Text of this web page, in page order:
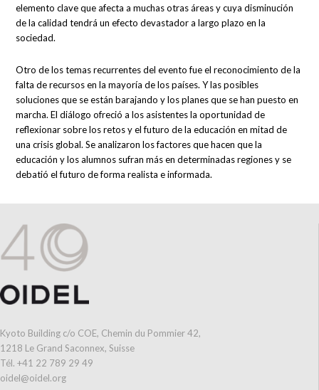
elemento clave que afecta a muchas otras áreas y cuya disminución
de la calidad tendrá un efecto devastador a largo plazo en la
sociedad.
Otro de los temas recurrentes del evento fue el reconocimiento de la
falta de recursos en la mayoría de los países. Y las posibles
soluciones que se están barajando y los planes que se han puesto en
marcha. El diálogo ofreció a los asistentes la oportunidad de
reflexionar sobre los retos y el futuro de la educación en mitad de
una crisis global. Se analizaron los factores que hacen que la
educación y los alumnos sufran más en determinadas regiones y se
debatió el futuro de forma realista e informada.
Kyoto Building c/o COE, Chemin du Pommier 42,
1218 Le Grand Saconnex, Suisse
Tél. +41 22 789 29 49
oidel@oidel.org